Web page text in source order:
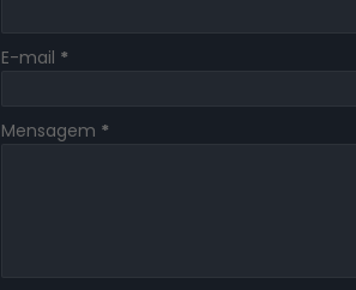
E-mail *
Mensagem *